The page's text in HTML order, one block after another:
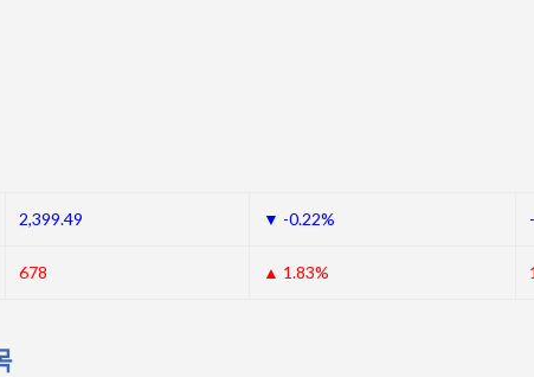
2,399.49 ▼ -0.22%
678 ▲ 1.83%